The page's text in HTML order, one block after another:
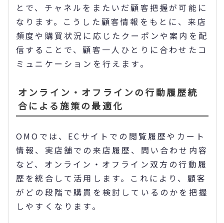
とで、チャネルをまたいだ顧客把握が可能に
なります。こうした顧客情報をもとに、来店
頻度や購買状況に応じたクーポンや案内を配
信することで、顧客一人ひとりに合わせたコ
ミュニケーションを行えます。
オンライン・オフラインの行動履歴統
合による施策の最適化
OMOでは、ECサイトでの閲覧履歴やカート
情報、実店舗での来店履歴、問い合わせ内容
など、オンライン・オフライン双方の行動履
歴を統合して活用します。これにより、顧客
がどの段階で購買を検討しているのかを把握
しやすくなります。